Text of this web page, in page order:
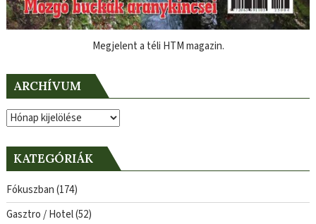
Megjelent a téli HTM magazin.
ARCHÍVUM
Archívum
KATEGÓRIÁK
Fókuszban(174)
Gasztro / Hotel(52)